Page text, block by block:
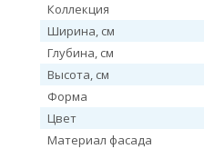
Коллекция
Ширина, см
Глубина, см
Высота, см
Форма
Цвет
Материал фасада